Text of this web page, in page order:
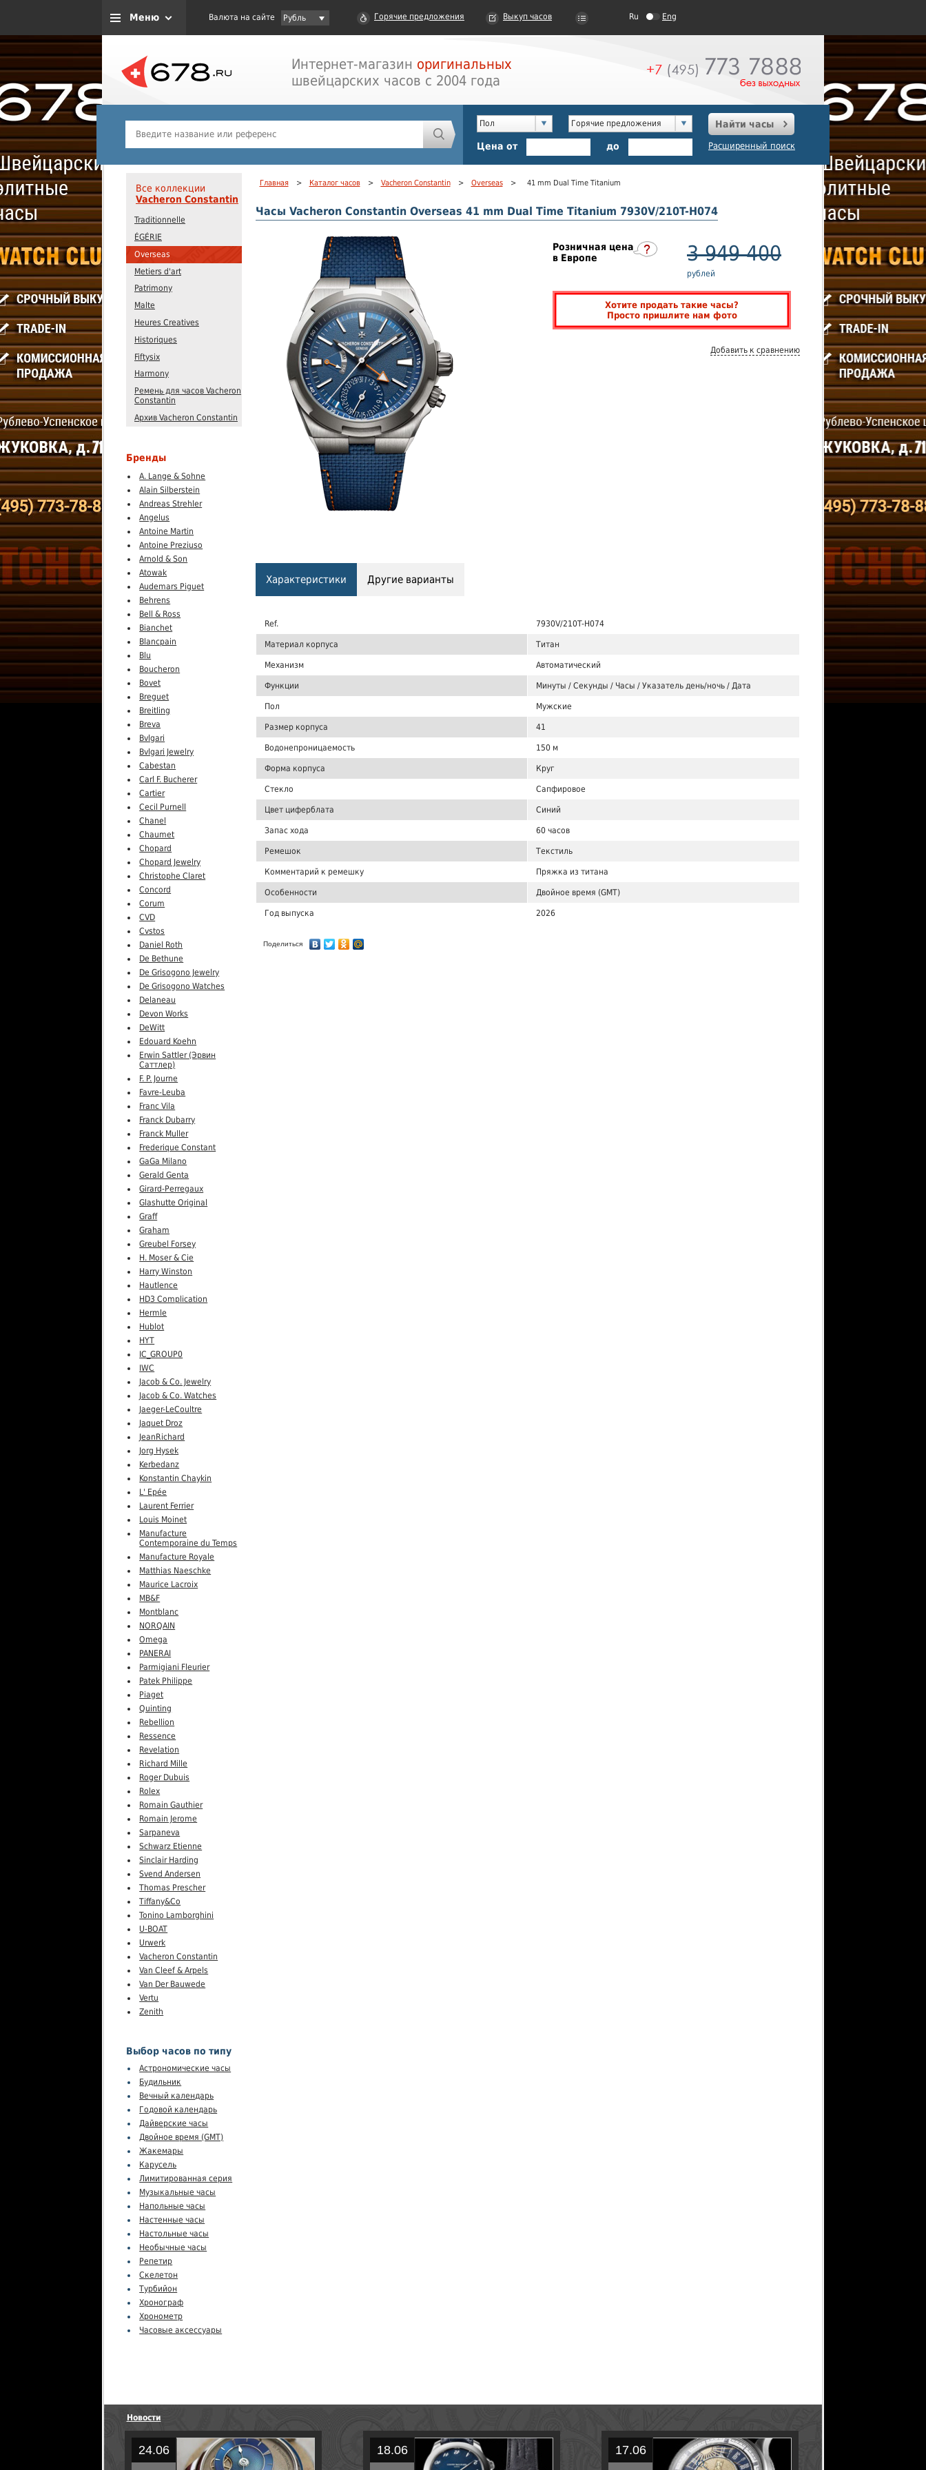
Меню Валюта на сайте Рубль Горячие предложения Выкуп часов Ru Eng
Интернет-магазин оригинальных
швейцарских часов с 2004 года
Пол Горячие предложения
Найти часы
Цена от
до Расширенный поиск
Все коллекции
Vacheron Constantin
Traditionnelle
ÉGÉRIE
Overseas
Metiers d'art
Patrimony
Malte
Heures Creatives
Historiques
Fiftysix
Harmony
Ремень для часов Vacheron
Constantin
Архив Vacheron Constantin
Бренды
A. Lange & Sohne
Alain Silberstein
Andreas Strehler
Angelus
Antoine Martin
Antoine Preziuso
Arnold & Son
Atowak
Audemars Piguet
Behrens
Bell & Ross
Bianchet
Blancpain
Blu
Boucheron
Bovet
Breguet
Breitling
Breva
Bvlgari
Bvlgari Jewelry
Cabestan
Carl F. Bucherer
Cartier
Cecil Purnell
Chanel
Chaumet
Chopard
Chopard Jewelry
Christophe Claret
Concord
Corum
CVD
Cvstos
Daniel Roth
De Bethune
De Grisogono Jewelry
De Grisogono Watches
Delaneau
Devon Works
DeWitt
Edouard Koehn
Erwin Sattler (Эрвин
Саттлер)
F. P. Journe
Favre-Leuba
Franc Vila
Franck Dubarry
Franck Muller
Frederique Constant
GaGa Milano
Gerald Genta
Girard-Perregaux
Glashutte Original
Graff
Graham
Greubel Forsey
H. Moser & Cie
Harry Winston
Hautlence
HD3 Complication
Hermle
Hublot
HYT
IC_GROUP0
IWC
Jacob & Co. Jewelry
Jacob & Co. Watches
Jaeger-LeCoultre
Jaquet Droz
JeanRichard
Jorg Hysek
Kerbedanz
Konstantin Chaykin
L' Epée
Laurent Ferrier
Louis Moinet
Manufacture
Contemporaine du Temps
Manufacture Royale
Matthias Naeschke
Maurice Lacroix
MB&F
Montblanc
NORQAIN
Omega
PANERAI
Parmigiani Fleurier
Patek Philippe
Piaget
Quinting
Rebellion
Ressence
Revelation
Richard Mille
Roger Dubuis
Rolex
Romain Gauthier
Romain Jerome
Sarpaneva
Schwarz Etienne
Sinclair Harding
Svend Andersen
Thomas Prescher
Tiffany&Co
Tonino Lamborghini
U-BOAT
Urwerk
Vacheron Constantin
Van Cleef & Arpels
Van Der Bauwede
Vertu
Zenith
Выбор часов по типу
Астрономические часы
Будильник
Вечный календарь
Годовой календарь
Дайверские часы
Двойное время (GMT)
Жакемары
Карусель
Лимитированная серия
Музыкальные часы
Напольные часы
Настенные часы
Настольные часы
Необычные часы
Репетир
Скелетон
Турбийон
Хронограф
Хронометр
Часовые аксессуары
Главная > Каталог часов > Vacheron Constantin > Overseas > 41 mm Dual Time Titanium
Часы Vacheron Constantin Overseas 41 mm Dual Time Titanium 7930V/210T-H074
Розничная цена
в Европе
3 949 400
рублей
Хотите продать такие часы?
Просто пришлите нам фото
Добавить к сравнению
Характеристики Другие варианты
Ref. 7930V/210T-H074
Материал корпуса Титан
Механизм Автоматический
Функции Минуты / Секунды / Часы / Указатель день/ночь / Дата
Пол Мужские
Размер корпуса 41
Водонепроницаемость 150 м
Форма корпуса Круг
Стекло Сапфировое
Цвет циферблата Синий
Запас хода 60 часов
Ремешок Текстиль
Комментарий к ремешку Пряжка из титана
Особенности Двойное время (GMT)
Год выпуска 2026
Поделиться
Новости
24.06
18.06
17.06